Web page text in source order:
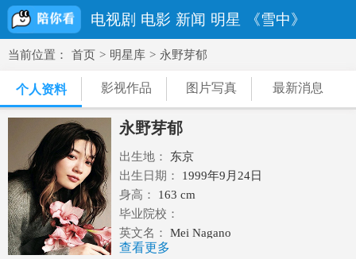
电视剧 电影 新闻 明星 《雪中》
当前位置： 首页 > 明星库 > 永野芽郁
个人资料 影视作品 图片写真 最新消息
永野芽郁
出生地：
东京
出生日期：
1999年9月24日
身高：
163 cm
毕业院校：
英文名：
Mei Nagano
民族：大和民族
查看更多